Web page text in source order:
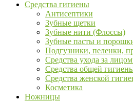
Средства гигиены
Антисептики
Зубные щетки
Зубные нити (Флоссы)
Зубные пасты и
Подгузники, пеленки,
Средства ухода за
Средства общей
Средства женской
Косметика
Ножницы